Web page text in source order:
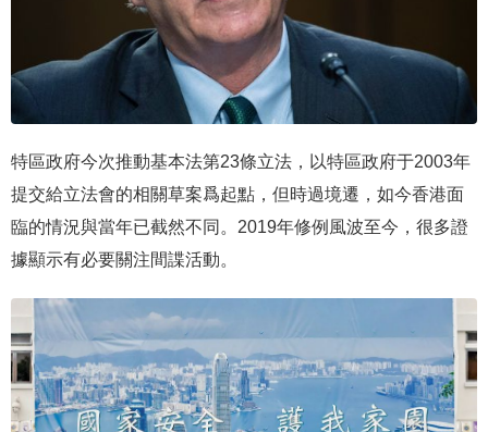
特區政府今次推動基本法第23條立法，以特區政府于2003年
提交給立法會的相關草案爲起點，但時過境遷，如今香港面
臨的情況與當年已截然不同。2019年修例風波至今，很多證
據顯示有必要關注間諜活動。